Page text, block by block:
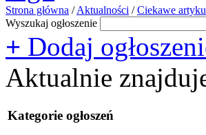
Strona główna / Aktualności / Ciekawe
Wyszukaj ogłoszenie
+ Dodaj
Aktualnie
Kategorie ogłoszeń